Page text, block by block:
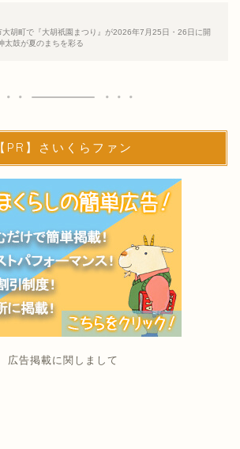
大胡町で『大胡祇園まつり』が2026年7月25日・26日に開
太鼓が夏のまちを彩る
【PR】さいくらファン
広告掲載に関しまして